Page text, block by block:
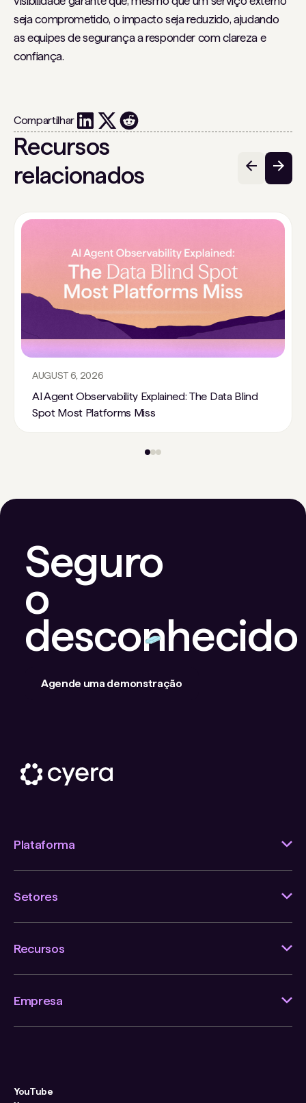
seja comprometido, o impacto seja reduzido, ajudando
as equipes de segurança a responder com clareza e
confiança.
Compartilhar
Recursos
relacionados
AUGUST 6, 2026
AI Agent Observability Explained: The Data Blind
Spot Most Platforms Miss
Seguro
o
desconhecido
Agende uma demonstração
Plataforma
Setores
Recursos
Empresa
YouTube